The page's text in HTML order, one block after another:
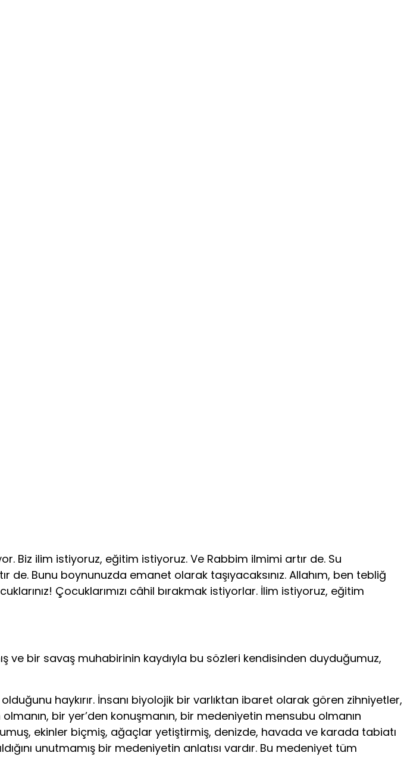
Biz ilim istiyoruz, eğitim istiyoruz. Ve Rabbim ilmimi artır de. Su
Bunu boynunuzda emanet olarak taşıyacaksınız. Allahım, ben tebliğ
Çocuklarımızı câhil bırakmak istiyorlar. İlim istiyoruz, eğitim
ve bir savaş muhabirinin kaydıyla bu sözleri kendisinden duyduğumuz,
haykırır. İnsanı biyolojik bir varlıktan ibaret olarak gören zihniyetler,
bir yer’den konuşmanın, bir medeniyetin mensubu olmanın
ekinler biçmiş, ağaçlar yetiştirmiş, denizde, havada ve karada tabiatı
unutmamış bir medeniyetin anlatısı vardır. Bu medeniyet tüm